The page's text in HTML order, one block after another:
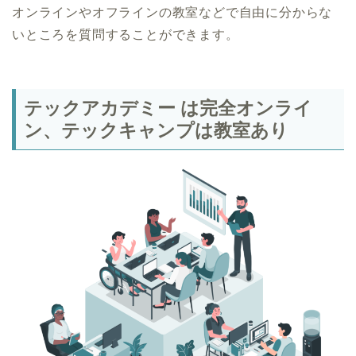
オンラインやオフラインの教室などで自由に分からな
いところを質問することができます。
テックアカデミー は完全オンライ
ン、テックキャンプは教室あり